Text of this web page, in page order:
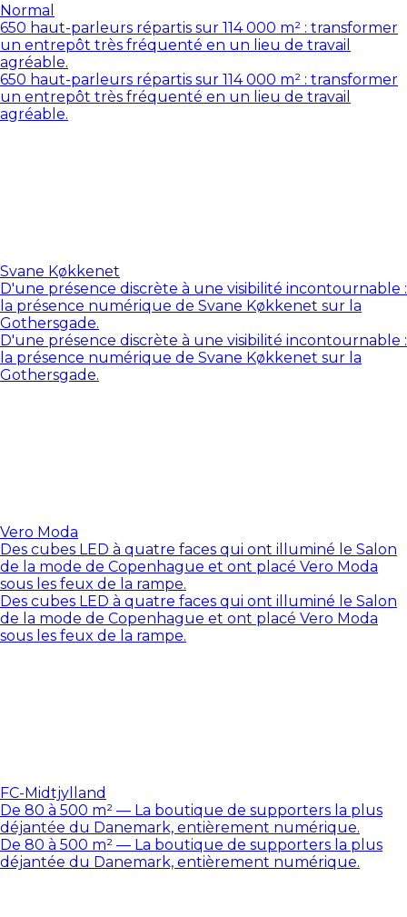
Normal
650 haut-parleurs répartis sur 114 000 m² : transformer
un entrepôt très fréquenté en un lieu de travail
agréable.
650 haut-parleurs répartis sur 114 000 m² : transformer
un entrepôt très fréquenté en un lieu de travail
agréable.
Svane Køkkenet
D'une présence discrète à une visibilité incontournable :
la présence numérique de Svane Køkkenet sur la
Gothersgade.
D'une présence discrète à une visibilité incontournable :
la présence numérique de Svane Køkkenet sur la
Gothersgade.
Vero Moda
Des cubes LED à quatre faces qui ont illuminé le Salon
de la mode de Copenhague et ont placé Vero Moda
sous les feux de la rampe.
Des cubes LED à quatre faces qui ont illuminé le Salon
de la mode de Copenhague et ont placé Vero Moda
sous les feux de la rampe.
FC-Midtjylland
De 80 à 500 m² — La boutique de supporters la plus
déjantée du Danemark, entièrement numérique.
De 80 à 500 m² — La boutique de supporters la plus
déjantée du Danemark, entièrement numérique.